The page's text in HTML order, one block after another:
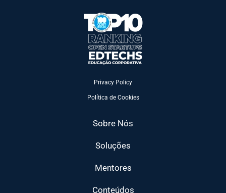
Privacy Policy
Política de Cookies
Sobre Nós
Soluções
Mentores
Conteúdos